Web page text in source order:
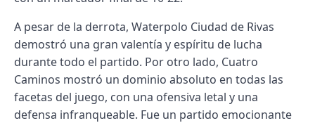
A pesar de la derrota, Waterpolo Ciudad de Rivas
demostró una gran valentía y espíritu de lucha
durante todo el partido. Por otro lado, Cuatro
Caminos mostró un dominio absoluto en todas las
facetas del juego, con una ofensiva letal y una
defensa infranqueable. Fue un partido emocionante